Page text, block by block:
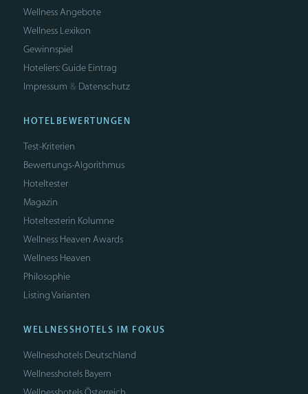
Wellness Angebote
Wellness Lexikon
Gewinnspiel
Hoteliers: Guide Eintrag
Impressum & Datenschutz
HOTELBEWERTUNGEN
Test-Kriterien
Bewertungs-Algorithmus
Hoteltester
Magazin
Hoteltesterin Kolumne
Wellness Heaven Awards
Wellness Heaven
Philosophie
Listing Varianten
WELLNESSHOTELS IM FOKUS
Wellnesshotels Deutschland
Wellnesshotels Bayern